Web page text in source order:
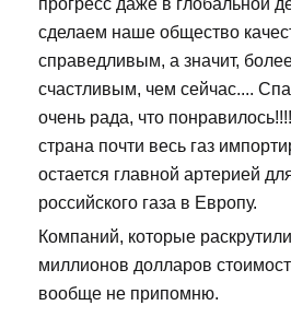
прогресс даже в глобальной
сделаем наше общество
справедливым, а значит,
счастливым, чем сейчас....
очень рада, что
страна почти весь газ
остается главной артерией
российского газа в Европу.
Компаний, которые
миллионов долларов
вообще не припомню.